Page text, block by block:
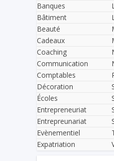
Banques
Bâtiment
Beauté
Cadeaux
Coaching
Communication
Comptables
Décoration
Écoles
Entrepreneuriat
Entrepreunariat
Evènementiel
Expatriation